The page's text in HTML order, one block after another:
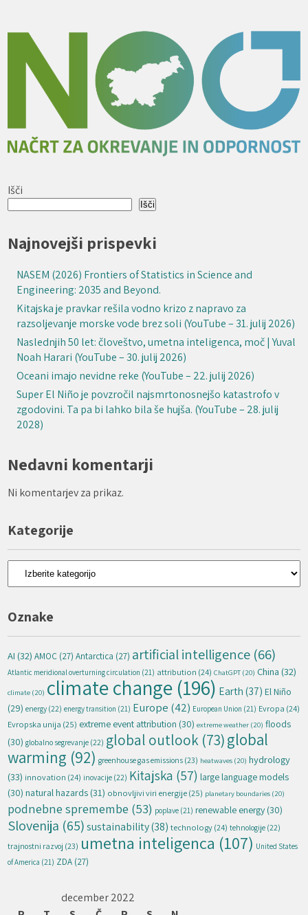
Išči
Išči
Najnovejši prispevki
NASEM (2026) Frontiers of Statistics in Science and
Engineering: 2035 and Beyond.
Kitajska je pravkar rešila vodno krizo z napravo za
razsoljevanje morske vode brez soli (YouTube – 31. julij 2026)
Naslednjih 50 let: človeštvo, umetna inteligenca, moč | Yuval
Noah Harari (YouTube – 30. julij 2026)
Oceani imajo nevidne reke (YouTube – 22. julij 2026)
Super El Niño je povzročil najsmrtonosnejšo katastrofo v
zgodovini. Ta pa bi lahko bila še hujša. (YouTube – 28. julij
2028)
Nedavni komentarji
Ni komentarjev za prikaz.
Kategorije
Kategorije
Oznake
AI (32) AMOC (27) Antarctica (27) artificial intelligence (66)
Atlantic meridional overturning circulation (21) attribution (24) ChatGPT (20) China (32)
climate (20) climate change (196) Earth (37) El Niño
(29) energy (22) energy transition (21) Europe (42) European Union (21) Evropa (24)
Evropska unija (25) extreme event attribution (30) extreme weather (20) floods
(30) globalno segrevanje (22) global outlook (73)global
warming (92) greenhouse gas emissions (23) heatwaves (20) hydrology
(33) innovation (24) inovacije (22) Kitajska (57) large language models
(30) natural hazards (31) obnovljivi viri energije(25) planetary boundaries (20)
podnebne spremembe (53) poplave (21) renewable energy (30)
Slovenija (65) sustainability(38) technology(24) tehnologije (22)
trajnostni razvoj (23) umetna inteligenca (107) United States
of America (21) ZDA (27)
december 2022